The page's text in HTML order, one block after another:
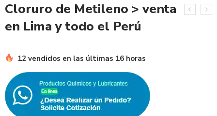
Cloruro de Metileno > venta
en Lima y todo el Perú
12 vendidos en las últimas 16 horas